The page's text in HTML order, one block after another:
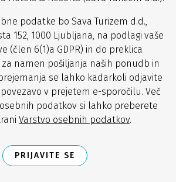
podatke bo Sava Turizem d.d.,
152, 1000 Ljubljana, na podlagi vaše
(člen 6(1)a GDPR) in do preklica
namen pošiljanja naših ponudb in
se lahko kadarkoli odjavite
v prejetem e-sporočilu. Več
podatkov si lahko preberete
Varstvo osebnih podatkov.
PRIJAVITE SE